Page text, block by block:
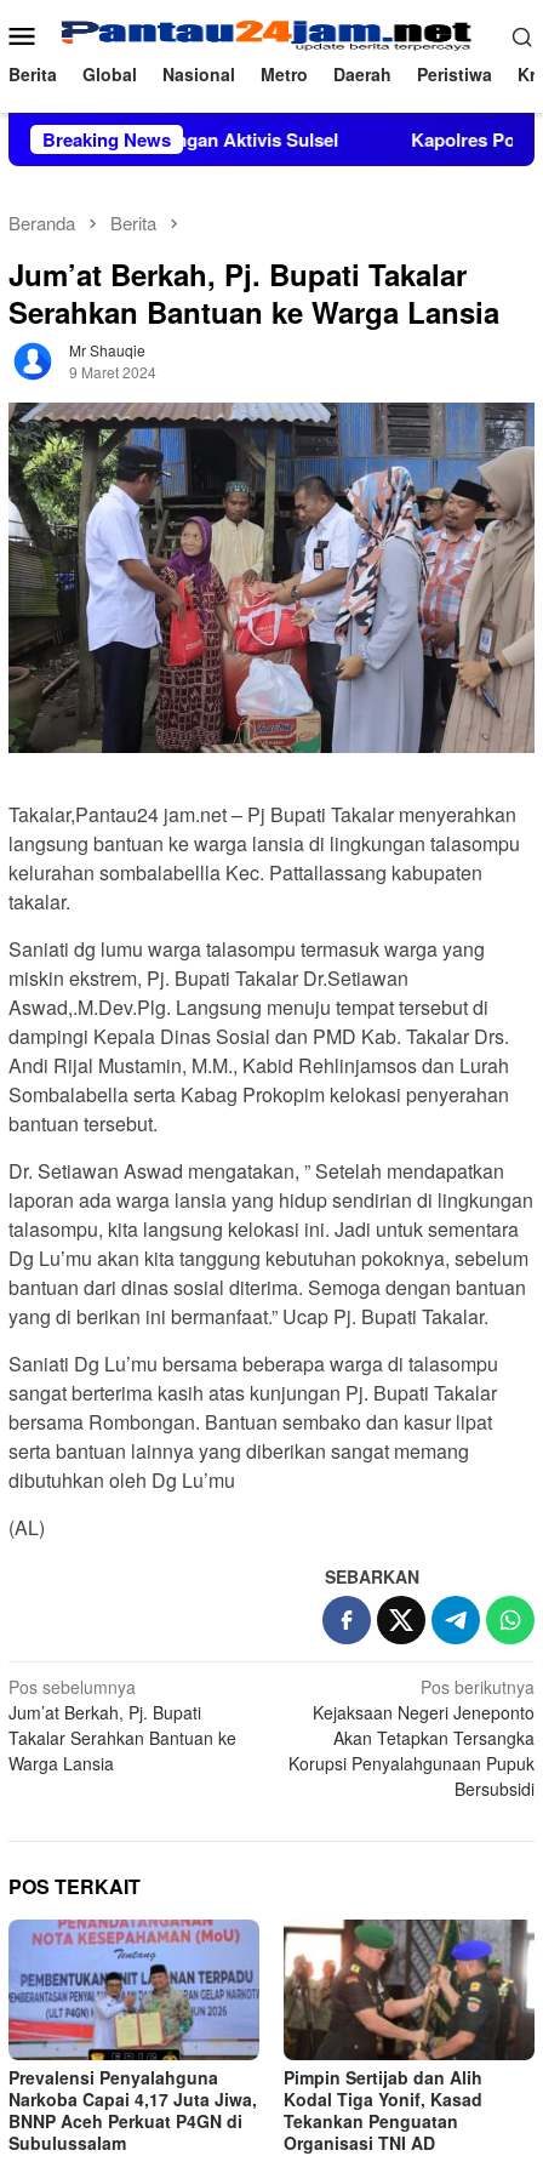
ke
konten
Menu
Mobile
Berita Global Nasional Metro Daerah Peristiwa
Breaking News
Dukungan Aktivis Sulsel Kapolres Polewali
Beranda Berita
Jum’at Berkah, Pj. Bupati Takalar
Serahkan Bantuan ke Warga Lansia
Mr Shauqie
9 Maret 2024
Takalar,Pantau24 jam.net – Pj Bupati Takalar menyerahkan
langsung bantuan ke warga lansia di lingkungan talasompu
kelurahan sombalabellla Kec. Pattallassang kabupaten
takalar.
Saniati dg lumu warga talasompu termasuk warga yang
miskin ekstrem, Pj. Bupati Takalar Dr.Setiawan
Aswad,.M.Dev.Plg. Langsung menuju tempat tersebut di
dampingi Kepala Dinas Sosial dan PMD Kab. Takalar Drs.
Andi Rijal Mustamin, M.M., Kabid Rehlinjamsos dan Lurah
Sombalabella serta Kabag Prokopim kelokasi penyerahan
bantuan tersebut.
Dr. Setiawan Aswad mengatakan, ” Setelah mendapatkan
laporan ada warga lansia yang hidup sendirian di lingkungan
talasompu, kita langsung kelokasi ini. Jadi untuk sementara
Dg Lu’mu akan kita tanggung kebutuhan pokoknya, sebelum
bantuan dari dinas sosial diterima. Semoga dengan bantuan
yang di berikan ini bermanfaat.” Ucap Pj. Bupati Takalar.
Saniati Dg Lu’mu bersama beberapa warga di talasompu
sangat berterima kasih atas kunjungan Pj. Bupati Takalar
bersama Rombongan. Bantuan sembako dan kasur lipat
serta bantuan lainnya yang diberikan sangat memang
dibutuhkan oleh Dg Lu’mu
(AL)
SEBARKAN
Navigasi
pos
Pos sebelumnya
Jum’at Berkah, Pj. Bupati
Takalar Serahkan Bantuan ke
Warga Lansia
Pos berikutnya
Kejaksaan Negeri Jeneponto
Akan Tetapkan Tersangka
Korupsi Penyalahgunaan Pupuk
Bersubsidi
POS TERKAIT
Prevalensi Penyalahguna
Narkoba Capai 4,17 Juta Jiwa,
BNNP Aceh Perkuat P4GN di
Subulussalam
Pimpin Sertijab dan Alih
Kodal Tiga Yonif, Kasad
Tekankan Penguatan
Organisasi TNI AD